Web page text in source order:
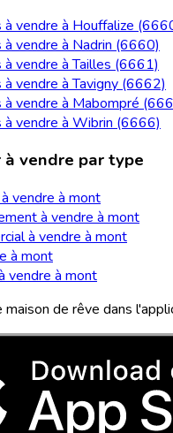
à vendre à Houffalize
à vendre à Nadrin (6660)
à vendre à Tailles (6661)
à vendre à Tavigny (6662)
à vendre à Mabompré
à vendre à Wibrin (6666)
vendre par type
vendre à mont
à vendre à mont
à vendre à mont
à mont
vendre à mont
maison de rêve dans